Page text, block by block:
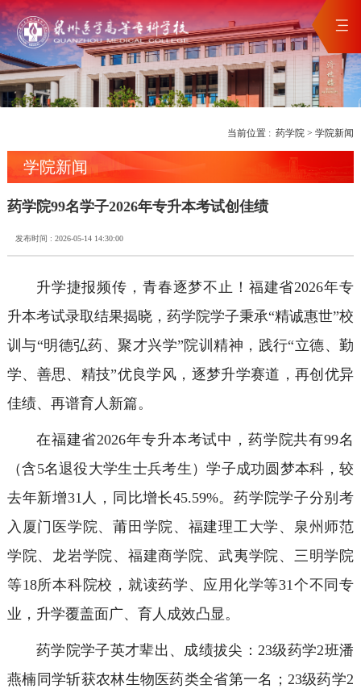
当前位置 :药学院 >学院新闻
学院新闻
药学院99名学子2026年专升本考试创佳绩
发布时间 : 2026-05-14 14:30:00
升学捷报频传，青春逐梦不止！福建省2026年专
升本考试录取结果揭晓，药学院学子秉承“精诚惠世”校
训与“明德弘药、聚才兴学”院训精神，践行“立德、勤
学、善思、精技”优良学风，逐梦升学赛道，再创优异
佳绩、再谱育人新篇。
在福建省2026年专升本考试中，药学院共有99名
（含5名退役大学生士兵考生）学子成功圆梦本科，较
去年新增31人，同比增长45.59%。药学院学子分别考
入厦门医学院、莆田学院、福建理工大学、泉州师范
学院、龙岩学院、福建商学院、武夷学院、三明学院
等18所本科院校，就读药学、应用化学等31个不同专
业，升学覆盖面广、育人成效凸显。
药学院学子英才辈出、成绩拔尖：23级药学2班潘
燕楠同学斩获农林生物医药类全省第一名；23级药学2